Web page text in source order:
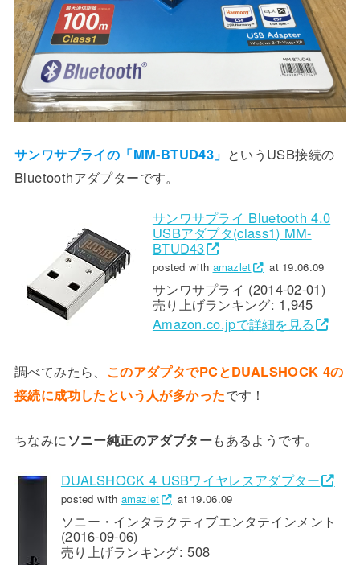
サンワサプライの「MM-BTUD43」 というUSB接続の
Bluetoothアダプターです。
サンワサプライ Bluetooth 4.0
USBアダプタ(class1) MM-
BTUD43
posted with amazlet at 19.06.09
サンワサプライ (2014-02-01)
売り上げランキング: 1,945
Amazon.co.jpで詳細を見る
調べてみたら、 このアダプタでPCとDUALSHOCK 4の
接続に成功したという人が多かったです！
ちなみに ソニー純正のアダプターもあるようです。
DUALSHOCK 4 USBワイヤレスアダプター
posted with amazlet at 19.06.09
ソニー・インタラクティブエンタテインメント
(2016-09-06)
売り上げランキング: 508